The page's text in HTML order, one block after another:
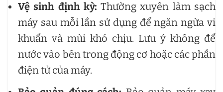
Vệ sinh định kỳ:Thường xuyên làm sạch
máy sau mỗi lần sử dụng để ngăn ngừa vi
khuẩn và mùi khó chịu. Lưu ý không để
nước vào bên trong động cơ hoặc các phần
điện tử của máy.